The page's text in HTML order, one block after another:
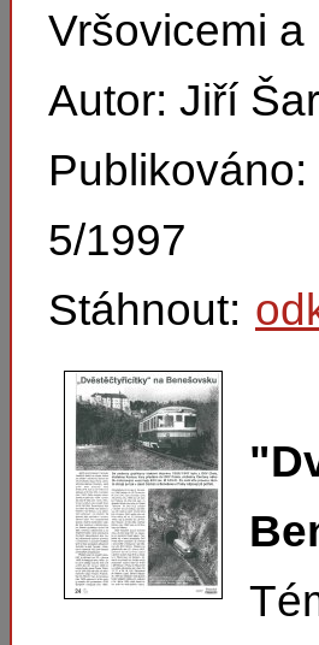
Vršovicemi a
Autor: Jiří
5/1997
Stáhnout: